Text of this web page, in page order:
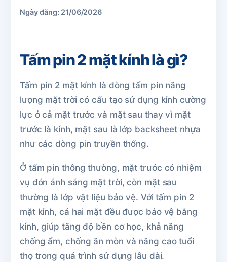
Ngày đăng: 21/06/2026
Tấm pin 2 mặt kính là gì?
Tấm pin 2 mặt kính là dòng tấm pin năng
lượng mặt trời có cấu tạo sử dụng kính cường
lực ở cả mặt trước và mặt sau thay vì mặt
trước là kính, mặt sau là lớp backsheet nhựa
như các dòng pin truyền thống.
Ở tấm pin thông thường, mặt trước có nhiệm
vụ đón ánh sáng mặt trời, còn mặt sau
thường là lớp vật liệu bảo vệ. Với tấm pin 2
mặt kính, cả hai mặt đều được bảo vệ bằng
kính, giúp tăng độ bền cơ học, khả năng
chống ẩm, chống ăn mòn và nâng cao tuổi
thọ trong quá trình sử dụng lâu dài.